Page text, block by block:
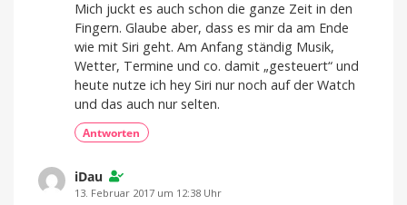
Mich juckt es auch schon die ganze Zeit in den
Fingern. Glaube aber, dass es mir da am Ende
wie mit Siri geht. Am Anfang ständig Musik,
Wetter, Termine und co. damit „gesteuert“ und
heute nutze ich hey Siri nur noch auf der Watch
und das auch nur selten.
Antworten
iDau
13. Februar 2017 um 12:38 Uhr